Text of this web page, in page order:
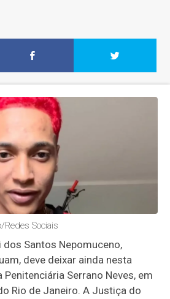
Redes Sociais
dos Santos Nepomuceno,
deve deixar ainda nesta
Serrano Neves, em
Rio de Janeiro. A Justiça do